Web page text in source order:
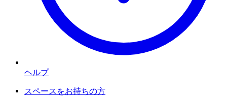
ヘルプ
スペースをお持ちの方